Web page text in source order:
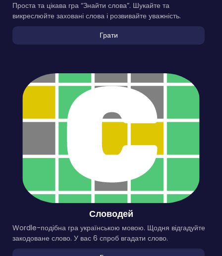
Проста та цікава гра “Знайти слова”. Шукайте та
викреслюйте заховані слова і розвивайте уважність.
Грати
Словодей
Wordle-подібна гра українською мовою. Щодня відгадуйте
закодоване слово. У вас 6 спроб вгадати слово.